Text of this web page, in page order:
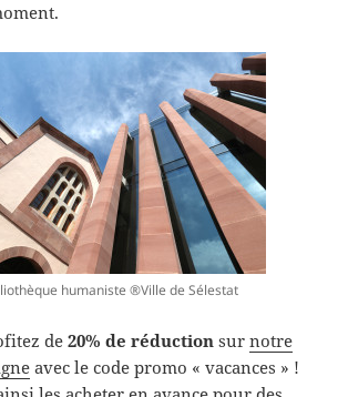
humaniste ®Ville de Sélestat
de20% de réduction surnotre
avec le code promo « vacances » !